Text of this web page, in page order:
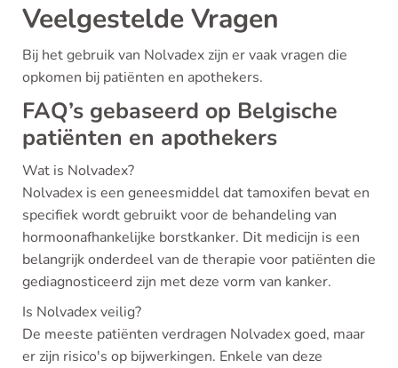
Veelgestelde Vragen
Bij het gebruik van Nolvadex zijn er vaak vragen die
opkomen bij patiënten en apothekers.
FAQ’s gebaseerd op Belgische
patiënten en apothekers
Wat is Nolvadex?
Nolvadex is een geneesmiddel dat tamoxifen bevat en
specifiek wordt gebruikt voor de behandeling van
hormoonafhankelijke borstkanker. Dit medicijn is een
belangrijk onderdeel van de therapie voor patiënten die
gediagnosticeerd zijn met deze vorm van kanker.
Is Nolvadex veilig?
De meeste patiënten verdragen Nolvadex goed, maar
er zijn risico's op bijwerkingen. Enkele van deze